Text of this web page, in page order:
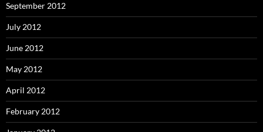
September 2012
July 2012
June 2012
May 2012
April 2012
February 2012